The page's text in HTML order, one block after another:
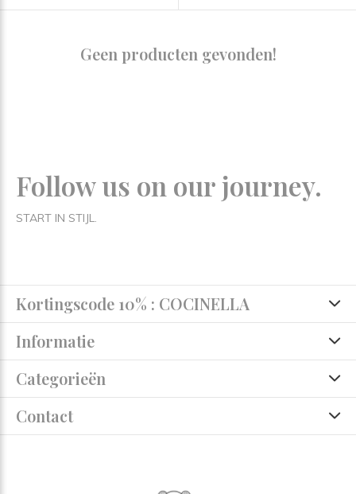
Geen producten gevonden!
Follow us on our journey.
START IN STIJL.
Kortingscode 10% : COCINELLA
Informatie
Categorieën
Contact